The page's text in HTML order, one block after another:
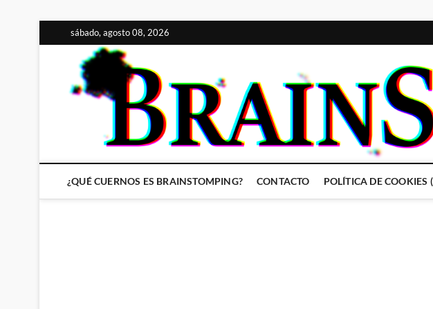
al
contenido
sábado, agosto 08, 2026
¿QUÉ CUERNOS ES BRAINSTOMPING? CONTACTO POLÍTICA DE COOKIES